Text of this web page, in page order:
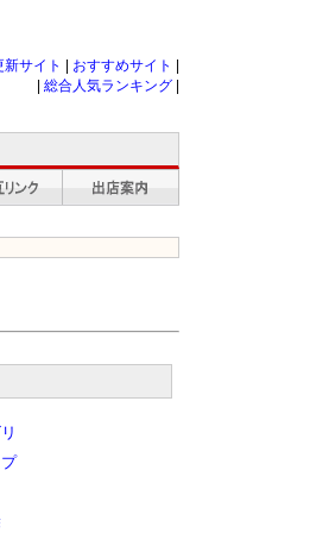
新サイト おすすめサイト
総合人気ランキング